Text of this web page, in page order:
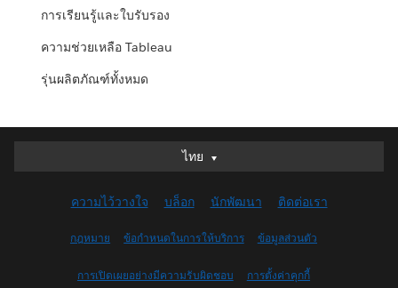
การเรียนรู้และใบรับรอง
ความช่วยเหลือ Tableau
รุ่นผลิตภัณฑ์ทั้งหมด
ไทย
ไทย
English (UK)
English (US)
Français (Canada)
ความไว้วางใจ บล็อก นักพัฒนา ติดต่อเรา
กฎหมาย ข้อกำหนดในการให้บริการ ข้อมูลส่วนตัว
การเปิดเผยอย่างมีความรับผิดชอบ การตั้งค่าคุกกี้